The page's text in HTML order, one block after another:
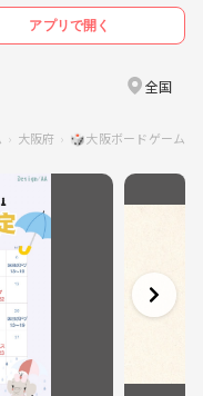
アプリで開く
全国
大阪府 🎲大阪ボードゲーム